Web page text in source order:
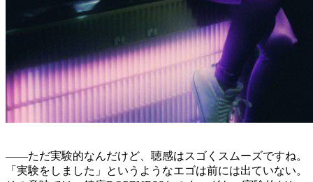
——ただ実験的なんだけど、聴感はスゴくスムーズですね。
「実験をしました」というようなエゴは前には出ていない。